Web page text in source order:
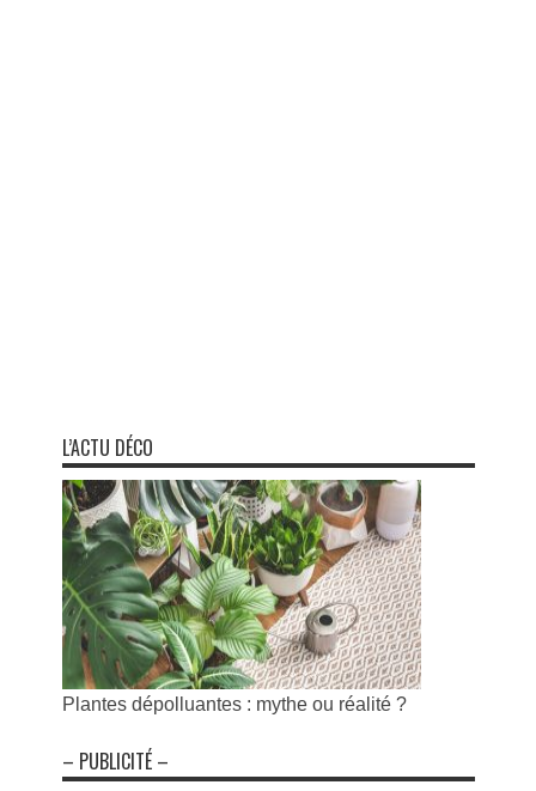
L’ACTU DÉCO
Plantes dépolluantes : mythe ou réalité ?
– PUBLICITÉ –